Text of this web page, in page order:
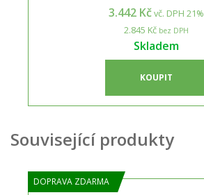
3.442 Kčvč. DPH 21%
2.845 Kčbez DPH
Skladem
KOUPIT
Související produkty
DOPRAVA ZDARMA